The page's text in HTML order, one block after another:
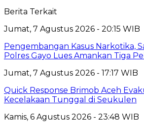
Berita Terkait
Jumat, 7 Agustus 2026 - 20:15 WIB
Pengembangan Kasus Narkotika,
Polres Gayo Lues Amankan Tiga
Jumat, 7 Agustus 2026 - 17:17 WIB
Quick Response Brimob Aceh
Kecelakaan Tunggal di Seukulen
Kamis, 6 Agustus 2026 - 23:48 WIB